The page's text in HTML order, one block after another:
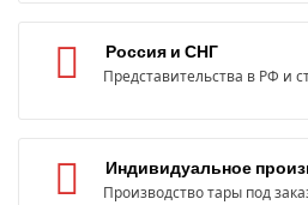
Россия и СНГ
Представительства в РФ и
Индивидуальное
Производство тары под